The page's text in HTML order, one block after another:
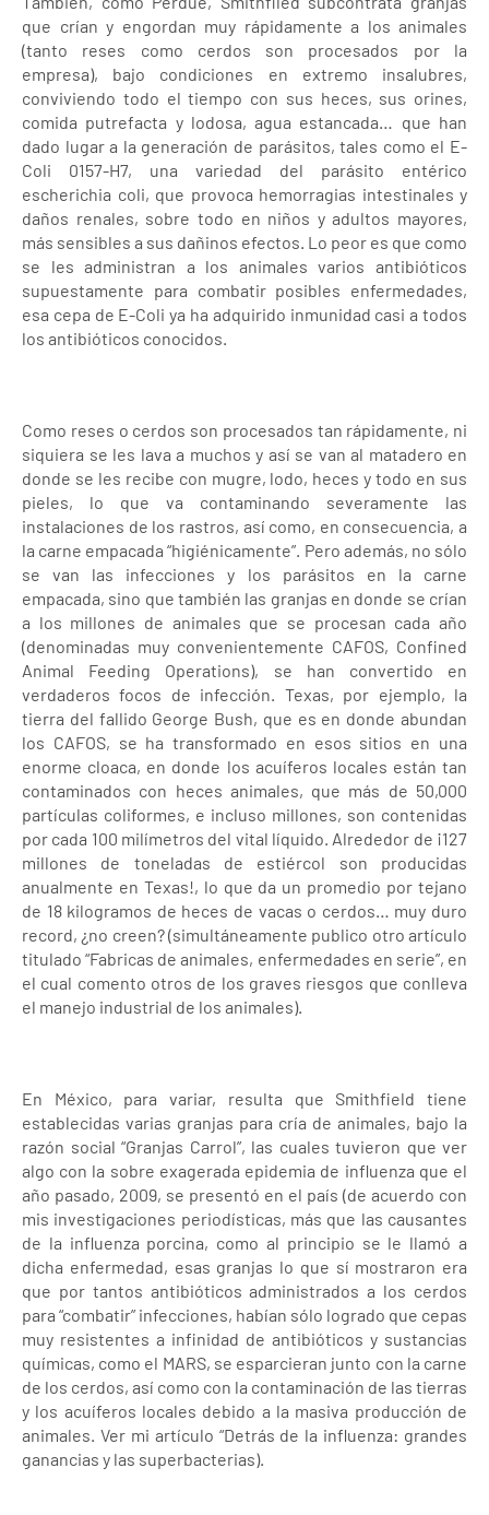
que crían y engordan muy rápidamente a los animales
(tanto reses como cerdos son procesados por la
empresa), bajo condiciones en extremo insalubres,
conviviendo todo el tiempo con sus heces, sus orines,
comida putrefacta y lodosa, agua estancada… que han
dado lugar a la generación de parásitos, tales como el E-
Coli 0157-H7, una variedad del parásito entérico
escherichia coli, que provoca hemorragias intestinales y
daños renales, sobre todo en niños y adultos mayores,
más sensibles a sus dañinos efectos. Lo peor es que como
se les administran a los animales varios antibióticos
supuestamente para combatir posibles enfermedades,
esa cepa de E-Coli ya ha adquirido inmunidad casi a todos
los antibióticos conocidos.
Como reses o cerdos son procesados tan rápidamente, ni
siquiera se les lava a muchos y así se van al matadero en
donde se les recibe con mugre, lodo, heces y todo en sus
pieles, lo que va contaminando severamente las
instalaciones de los rastros, así como, en consecuencia, a
la carne empacada “higiénicamente”. Pero además, no sólo
se van las infecciones y los parásitos en la carne
empacada, sino que también las granjas en donde se crían
a los millones de animales que se procesan cada año
(denominadas muy convenientemente CAFOS, Confined
Animal Feeding Operations), se han convertido en
verdaderos focos de infección. Texas, por ejemplo, la
tierra del fallido George Bush, que es en donde abundan
los CAFOS, se ha transformado en esos sitios en una
enorme cloaca, en donde los acuíferos locales están tan
contaminados con heces animales, que más de 50,000
partículas coliformes, e incluso millones, son contenidas
por cada 100 milímetros del vital líquido. Alrededor de ¡127
millones de toneladas de estiércol son producidas
anualmente en Texas!, lo que da un promedio por tejano
de 18 kilogramos de heces de vacas o cerdos… muy duro
record, ¿no creen? (simultáneamente publico otro artículo
titulado “Fabricas de animales, enfermedades en serie”, en
el cual comento otros de los graves riesgos que conlleva
el manejo industrial de los animales).
En México, para variar, resulta que Smithfield tiene
establecidas varias granjas para cría de animales, bajo la
razón social “Granjas Carrol”, las cuales tuvieron que ver
algo con la sobre exagerada epidemia de influenza que el
año pasado, 2009, se presentó en el país (de acuerdo con
mis investigaciones periodísticas, más que las causantes
de la influenza porcina, como al principio se le llamó a
dicha enfermedad, esas granjas lo que sí mostraron era
que por tantos antibióticos administrados a los cerdos
para “combatir” infecciones, habían sólo logrado que cepas
muy resistentes a infinidad de antibióticos y sustancias
químicas, como el MARS, se esparcieran junto con la carne
de los cerdos, así como con la contaminación de las tierras
y los acuíferos locales debido a la masiva producción de
animales. Ver mi artículo “Detrás de la influenza: grandes
ganancias y las superbacterias).